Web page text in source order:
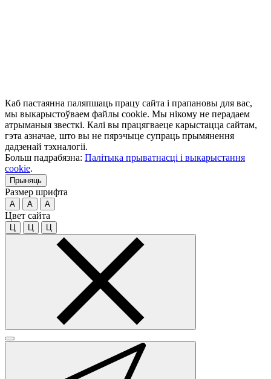
Каб пастаянна паляпшаць працу сайта і прапановы для вас,
мы выкарыстоўваем файлы cookie. Мы нікому не перадаем
атрыманыя звесткі. Калі вы працягваеце карыстацца сайтам,
гэта азначае, што вы не пярэчыце супраць прымянення
дадзенай тэхналогіі.
Больш падрабязна: Палітыка прыватнасці і выкарыстання
cookie.
Прыняць
Размер шрифта
A A A
Цвет сайта
Ц Ц Ц